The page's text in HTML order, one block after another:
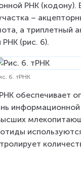
РНК
–
а три­плет­ный
(рис. 6).
6. тРНК
обес­пе­чи­ва­ет